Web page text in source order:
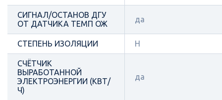
СИГНАЛ/ОСТАНОВ ДГУ
ОТ ДАТЧИКА ТЕМП ОЖ
да
СТЕПЕНЬ ИЗОЛЯЦИИ Н
СЧЁТЧИК
ВЫРАБОТАННОЙ
ЭЛЕКТРОЭНЕРГИИ (КВТ/
Ч)
да